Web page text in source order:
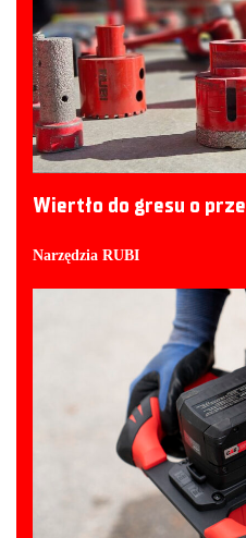
Wiertło do gresu o
Narzędzia RUBI